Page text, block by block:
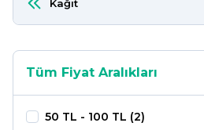
Kağıt
Tüm Fiyat Aralıkları
50 TL - 100 TL (2)